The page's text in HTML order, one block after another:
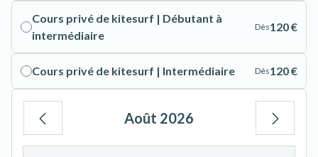
Cours privé de kitesurf | Débutant à
intermédiaire
Dès120 €
Cours privé de kitesurf | Intermédiaire Dès120 €
Août 2026